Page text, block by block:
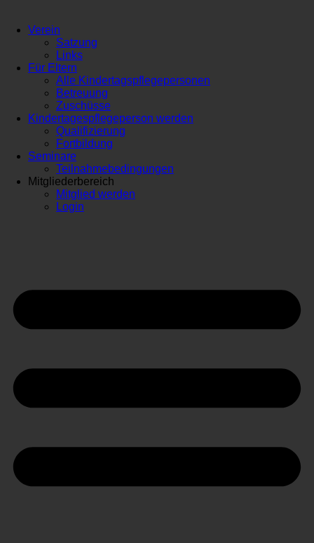
Verein
Satzung
Links
Für Eltern
Alle Kindertagspflegepersonen
Betreuung
Zuschüsse
Kindertagespflegeperson werden
Qualifizierung
Fortbildung
Seminare
Teilnahmebedingungen
Mitgliederbereich
Mitglied werden
Login